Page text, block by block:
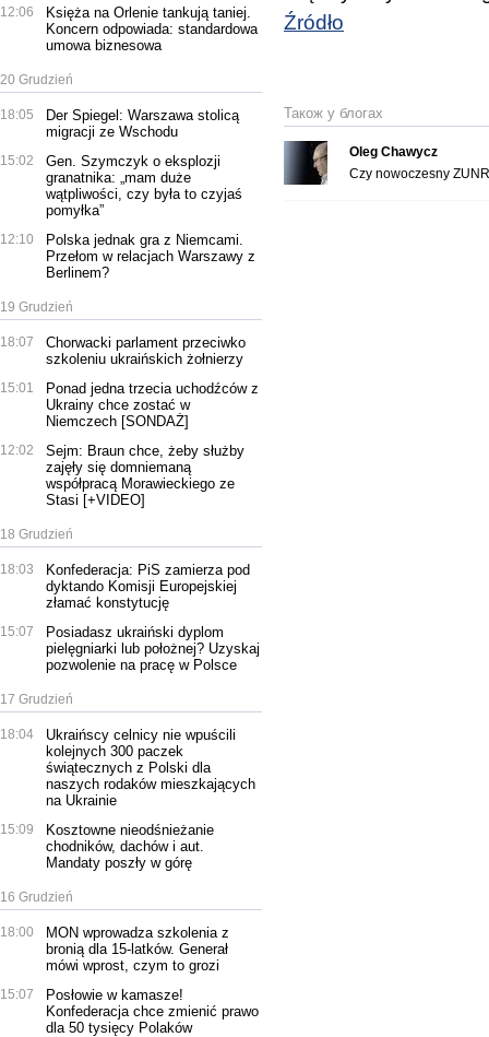
12:06
Księża na Orlenie tankują taniej.
Koncern odpowiada: standardowa
umowa biznesowa
20 Grudzień
18:05
Der Spiegel: Warszawa stolicą
migracji ze Wschodu
15:02
Gen. Szymczyk o eksplozji
granatnika: „mam duże
wątpliwości, czy była to czyjaś
pomyłka”
12:10
Polska jednak gra z Niemcami.
Przełom w relacjach Warszawy z
Berlinem?
19 Grudzień
18:07
Chorwacki parlament przeciwko
szkoleniu ukraińskich żołnierzy
15:01
Ponad jedna trzecia uchodźców z
Ukrainy chce zostać w
Niemczech [SONDAŻ]
12:02
Sejm: Braun chce, żeby służby
zajęły się domniemaną
współpracą Morawieckiego ze
Stasi [+VIDEO]
18 Grudzień
18:03
Konfederacja: PiS zamierza pod
dyktando Komisji Europejskiej
złamać konstytucję
15:07
Posiadasz ukraiński dyplom
pielęgniarki lub położnej? Uzyskaj
pozwolenie na pracę w Polsce
17 Grudzień
18:04
Ukraińscy celnicy nie wpuścili
kolejnych 300 paczek
świątecznych z Polski dla
naszych rodaków mieszkających
na Ukrainie
15:09
Kosztowne nieodśnieżanie
chodników, dachów i aut.
Mandaty poszły w górę
16 Grudzień
18:00
MON wprowadza szkolenia z
bronią dla 15-latków. Generał
mówi wprost, czym to grozi
15:07
Posłowie w kamasze!
Konfederacja chce zmienić prawo
dla 50 tysięcy Polaków
Źródło
Також у блогах
Oleg Chawycz
Czy nowoczesny